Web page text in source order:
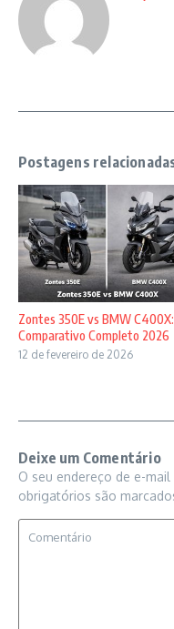
Postagens
Zontes 350E vs BMW C400X:
Comparativo Completo 2026
12 de fevereiro de 2026
Deixe um Comentário
O seu endereço de e-
obrigatórios são